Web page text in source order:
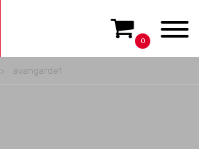
0
> avangarde1